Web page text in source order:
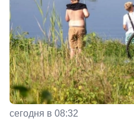
сегодня в 08:32